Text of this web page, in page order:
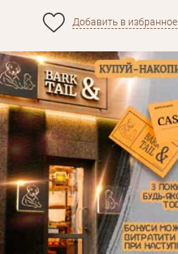
Добавить в избранное